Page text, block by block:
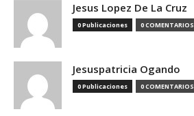
Jesus Lopez De La Cruz
0 Publicaciones 0 COMENTARIOS
Jesuspatricia Ogando
0 Publicaciones 0 COMENTARIOS